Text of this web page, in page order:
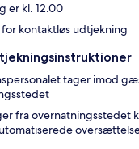
er kl. 12.00
kontaktløs udtjekning
tager imod
fra overnatningsstedet